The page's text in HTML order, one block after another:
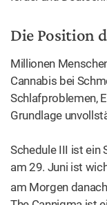
Die Position
Millionen
Cannabis bei
Schlafproblemen,
Grundlage
Schedule III ist ein
am 29. Juni ist
am Morgen